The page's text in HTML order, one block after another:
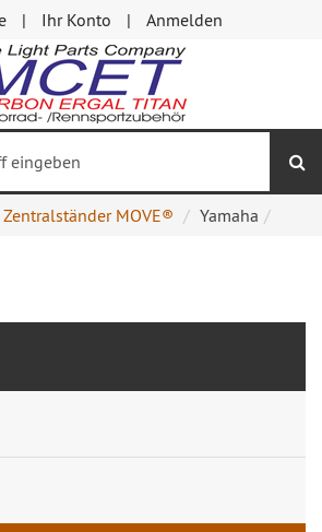
Ihr Konto Anmelden
Zentralständer MOVE® Yamaha